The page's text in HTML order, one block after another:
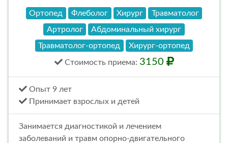
Ортопед Флеболог Хирург
Травматолог
Артролог
Абдоминальный хирург
Травматолог-ортопед
Хирург-ортопед
Стоимость приема: 3150
Опыт 9 лет
Принимает взрослых и детей
Занимается диагностикой и лечением
заболеваний и травм опорно-двигательного